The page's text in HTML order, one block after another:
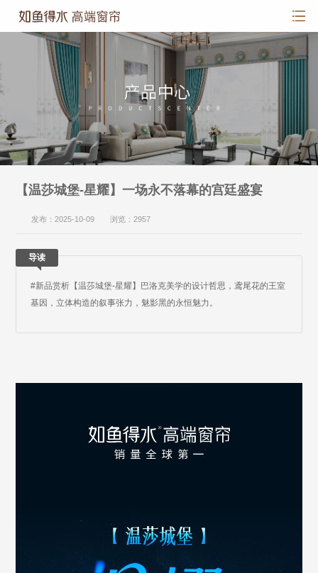
【温莎城堡-星耀】一场永不落幕的宫廷盛宴
发布：2025-10-09 浏览：2957
导读
#新品赏析【温莎城堡-星耀】巴洛克美学的设计哲思，鸢尾花的王室
基因，立体构造的叙事张力，魅影黑的永恒魅力。